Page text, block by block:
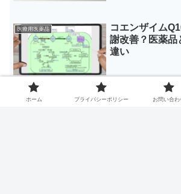
医療用医薬品
コエンザイム
謝改善？医薬品
違い
市販薬・サプリメント
カロナール（ア
ホーム プライバシーポリシー お問い合わ